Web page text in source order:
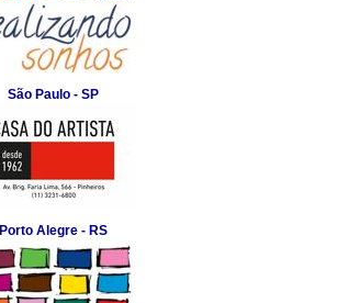
São Paulo - SP
Porto Alegre - RS